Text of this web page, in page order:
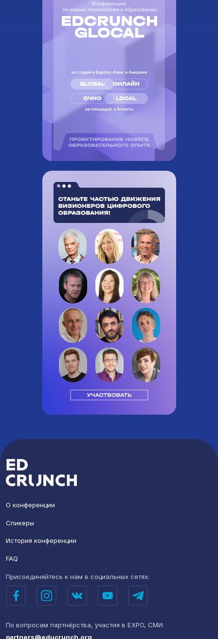
О конференции
Спикеры
История конференции
FAQ
Присоединяйтесь к намв социальных сетях:
По вопросам партнёрства, участия в EXPO, СМИ:
partners@educrunch.org